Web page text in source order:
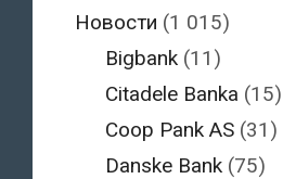
Новости (1 015)
Bigbank (11)
Citadele Banka (15)
Coop Pank AS (31)
Danske Bank (75)